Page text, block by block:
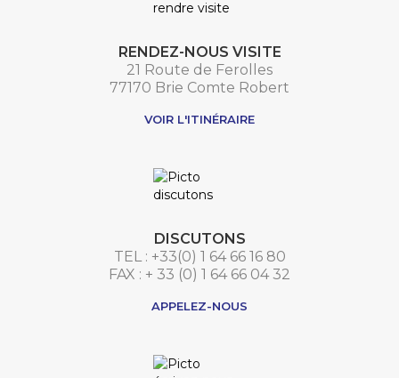
RENDEZ-NOUS VISITE
21 Route de Ferolles
77170 Brie Comte Robert
VOIR L'ITINÉRAIRE
DISCUTONS
TEL : +33(0) 1 64 66 16 80
FAX : + 33 (0) 1 64 66 04 32
APPELEZ-NOUS